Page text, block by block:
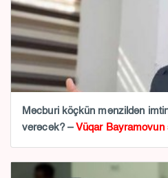
Məcburi köçkün mənzildən
verəcək? – Vüqar Bayramovun